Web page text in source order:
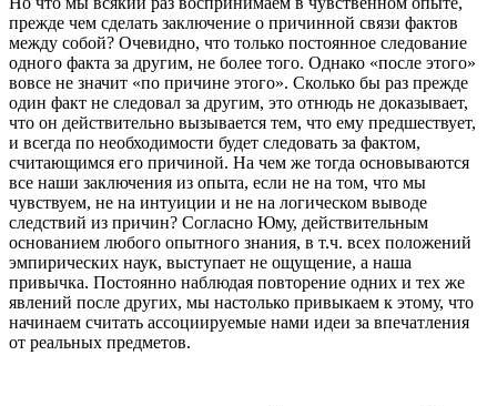
прежде чем сделать заключение о причинной связи фактов
между собой? Очевидно, что только постоянное следование
одного факта за другим, не более того. Однако «после этого»
вовсе не значит «по причине этого». Сколько бы раз прежде
один факт не следовал за другим, это отнюдь не доказывает,
что он действительно вызывается тем, что ему предшествует,
и всегда по необходимости будет следовать за фактом,
считающимся его причиной. На чем же тогда основываются
все наши заключения из опыта, если не на том, что мы
чувствуем, не на интуиции и не на логическом выводе
следствий из причин? Согласно Юму, действительным
основанием любого опытного знания, в т.ч. всех положений
эмпирических наук, выступает не ощущение, а наша
привычка. Постоянно наблюдая повторение одних и тех же
явлений после других, мы настолько привыкаем к этому, что
начинаем считать ассоциируемые нами идеи за впечатления
от реальных предметов.